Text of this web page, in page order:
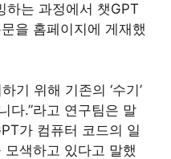
하는 과정에서 챗GPT
을 홈페이지에 게재했
기 위해 기존의 ‘수기’
다.”라고 연구팀은 말
가 컴퓨터 코드의 일
색하고 있다고 말했